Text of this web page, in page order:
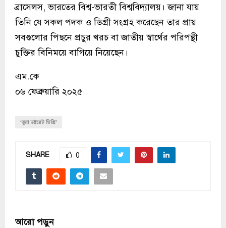
ব্রাসেলস, ভারতের বিশ্ব-ভারতী বিশ্ববিদ্যালয়। জানা যায়
তিনি যে সকল পদক ও ডিগ্রী সংগ্রহ করেছেন তার প্রায়
সবগুলোর পিছনে প্রচুর খরচ বা জাতীয় স্বার্থের পরিপন্থী
চুক্তির বিনিময়ে বাগিয়ে নিয়েছেন।
এম.কে
০৬ ফেব্রুয়ারি ২০২৫
‘ভুয়া ডক্টরেট ডিগ্রি’
SHARE 0
আরো পড়ুন